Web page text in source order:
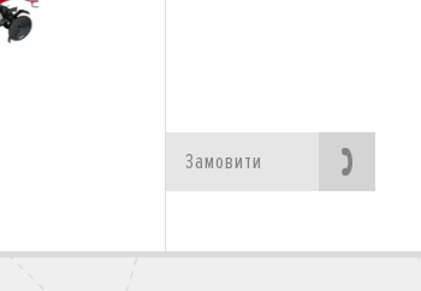
Замовити